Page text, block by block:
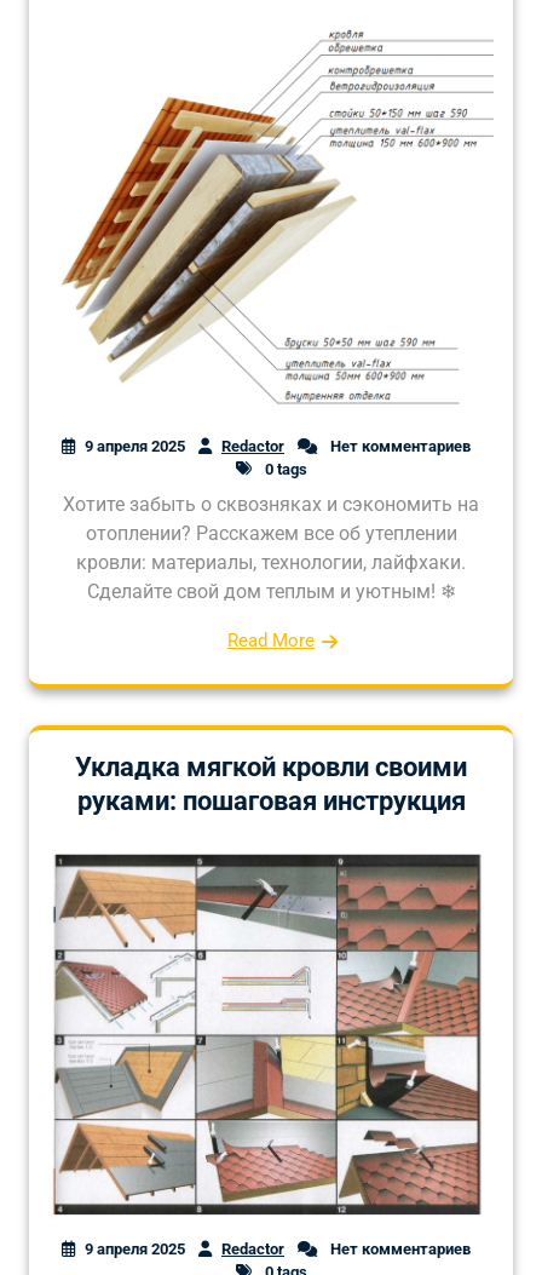
9 апреля 2025 Redactor
Нет комментариев
0 tags
Хотите забыть о сквозняках и сэкономить на
отоплении? Расскажем все об утеплении
кровли: материалы, технологии, лайфхаки.
Сделайте свой дом теплым и уютным! ❄
Read More
Укладка мягкой кровли своими
руками: пошаговая инструкция
9 апреля 2025 Redactor
Нет комментариев